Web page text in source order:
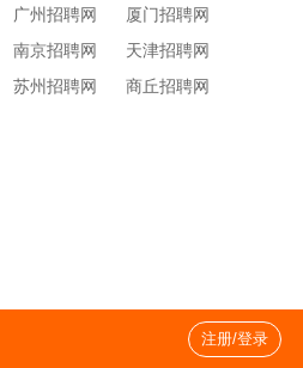
广州招聘网
厦门招聘网
南京招聘网
天津招聘网
苏州招聘网
商丘招聘网
注册/登录